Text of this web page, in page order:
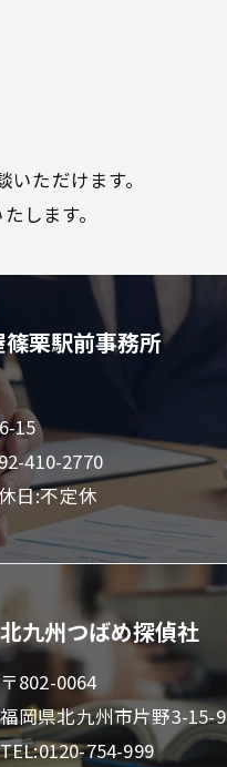
ただけます。
します。
栗駅前事務所
15
410-2770
日:不定休
北九州つばめ探偵社
〒802-0064
福岡県北九州市片野3-15-9
TEL:0120-754-999